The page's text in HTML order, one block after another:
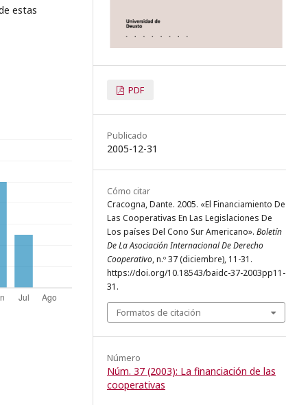
estas
PDF
Publicado
2005-12-31
Cómo citar
Cracogna, Dante. 2005. «El Financiamiento De
Las Cooperativas En Las Legislaciones De
Los países Del Cono Sur Americano». Boletín
De La Asociación Internacional De Derecho
Cooperativo, n.º 37 (diciembre), 11-31.
https://doi.org/10.18543/baidc-37-2003pp11-
31.
Formatos de citación
Número
Núm. 37 (2003): La financiación de las
cooperativas